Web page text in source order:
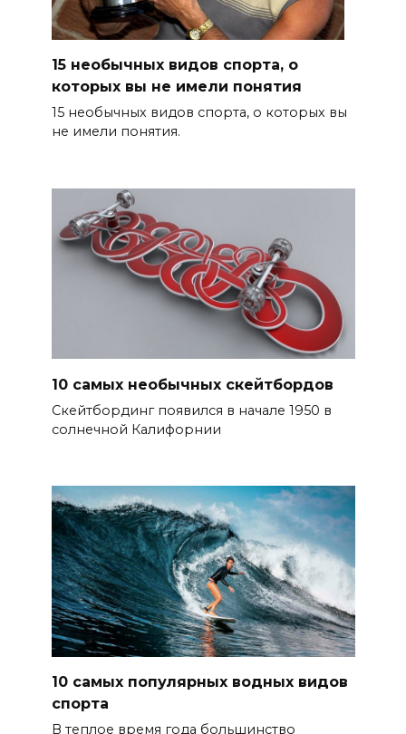
15 необычных видов спорта, о
которых вы не имели понятия
15 необычных видов спорта, о которых вы
не имели понятия.
10 самых необычных скейтбордов
Скейтбординг появился в начале 1950 в
солнечной Калифорнии
10 самых популярных водных видов
спорта
В теплое время года большинство